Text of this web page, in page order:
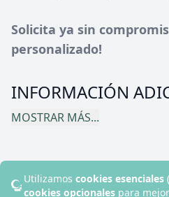
Solicita ya sin
personalizado!
INFORMACIÓN
MOSTRAR MÁS...
Utilizamos cookies esenciales
cookies opcionalespara
© 2024 Disruptive Hotels.